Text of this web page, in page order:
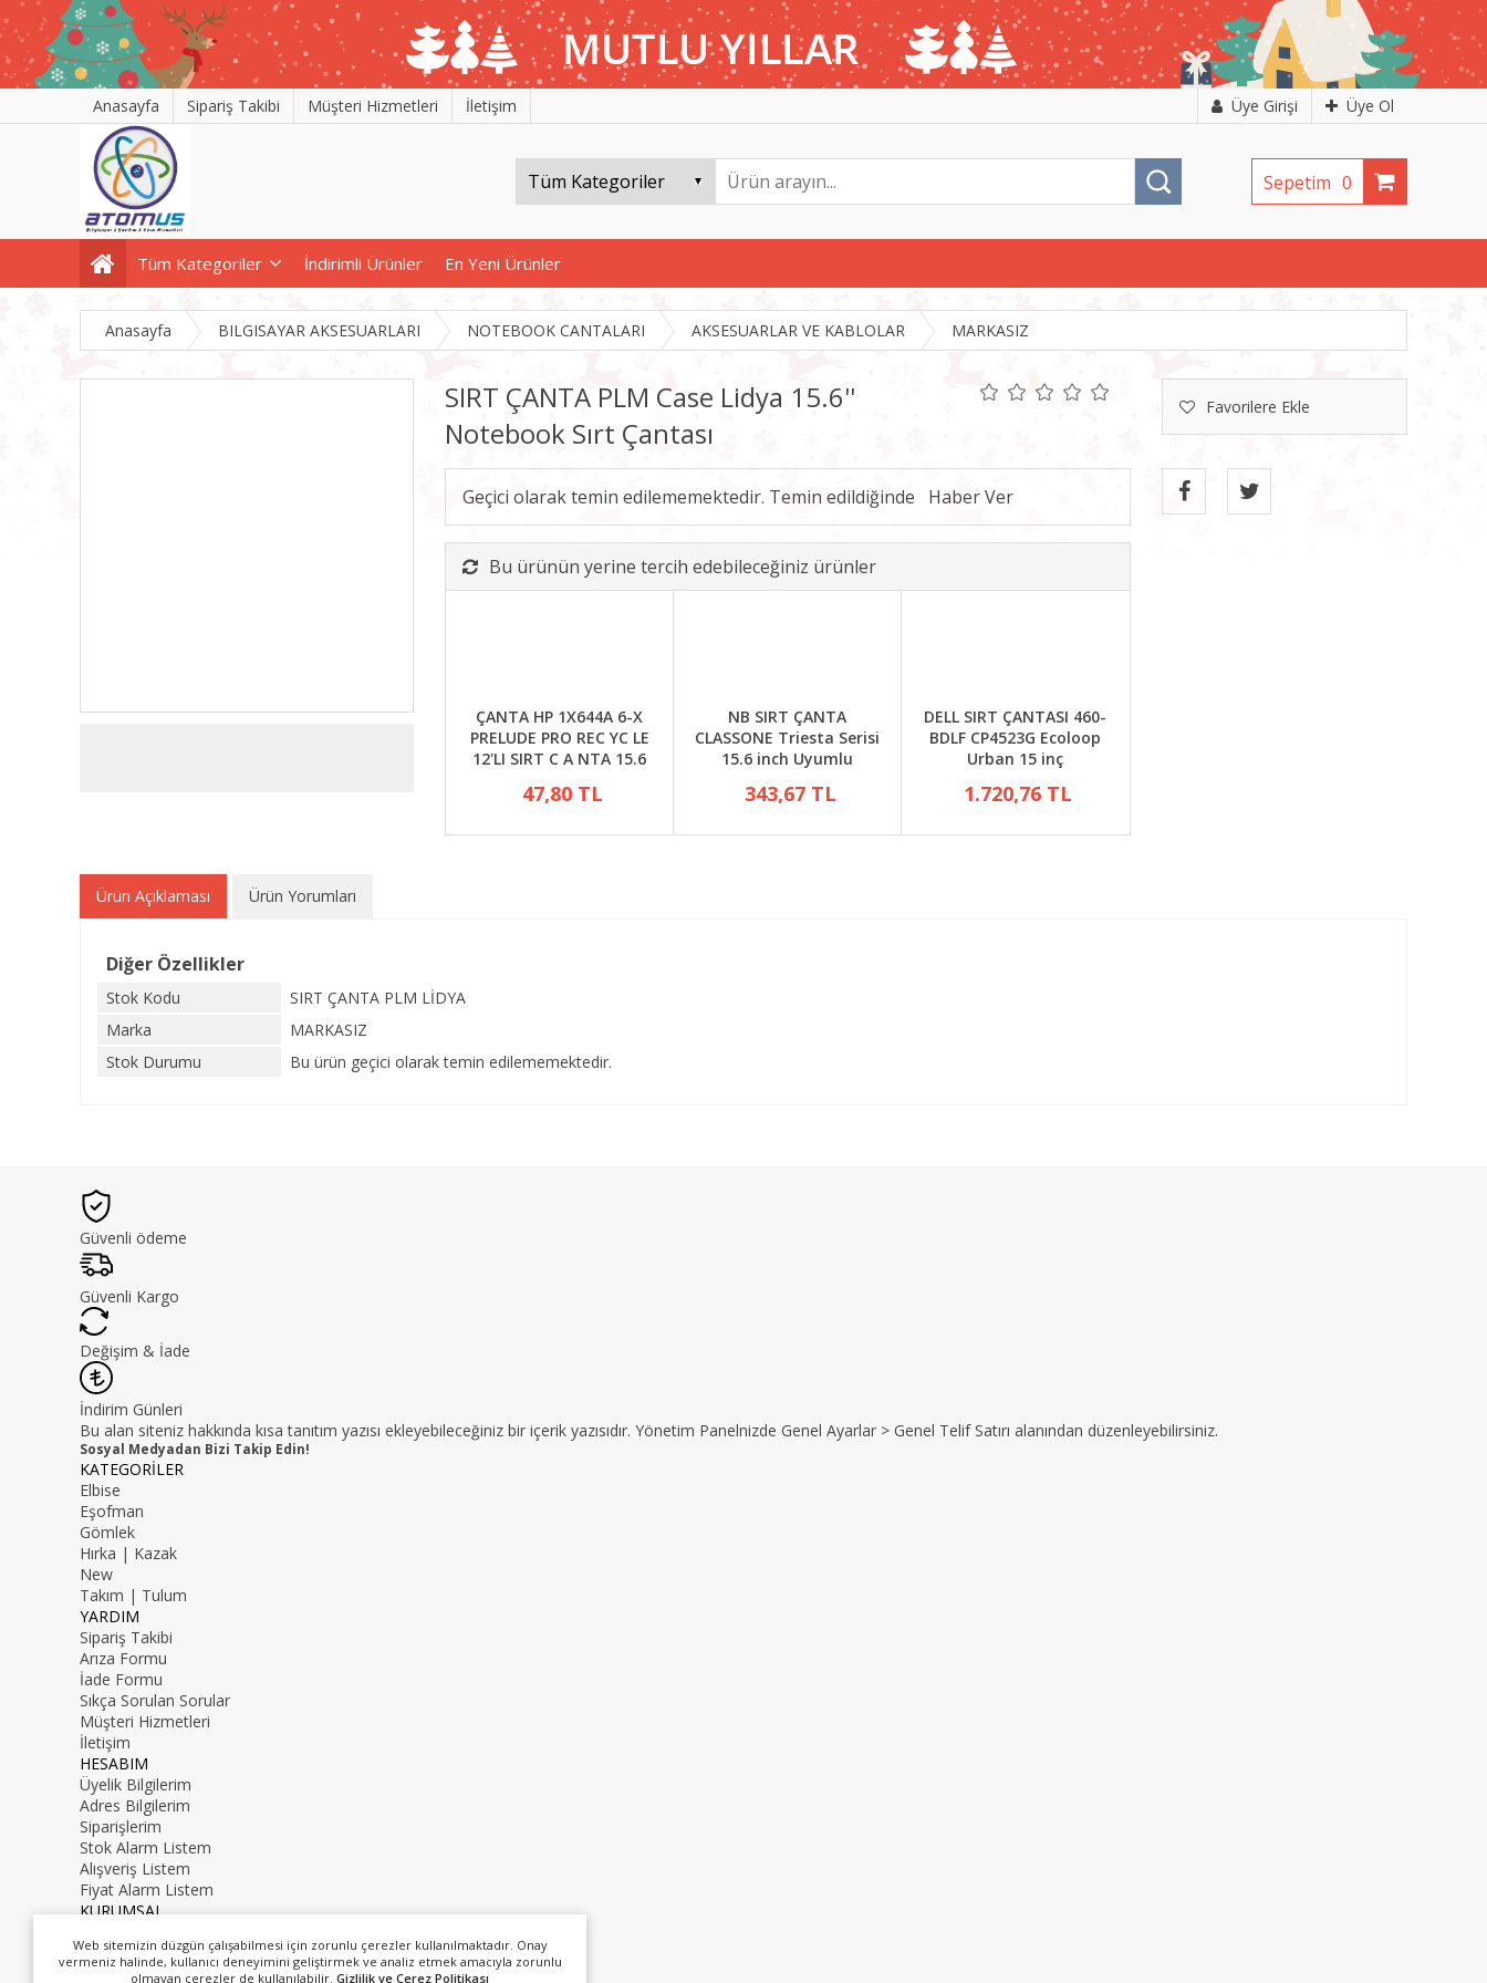
Anasayfa Sipariş Takibi Müşteri Hizmetleri İletişim Üye Girişi Üye Ol
Sepetim 0
Tüm Kategoriler İndirimli Ürünler En Yeni Ürünler
Web sitemizin düzgün çalışabilmesi için zorunlu çerezler kullanılmaktadır. Onay
vermeniz halinde, kullanıcı deneyimini geliştirmek ve analiz etmek amacıyla zorunlu
olmayan çerezler de kullanılabilir. Gizlilik ve Çerez Politikası
Anasayfa BILGISAYAR AKSESUARLARI NOTEBOOK CANTALARI AKSESUARLAR VE KABLOLAR MARKASIZ
SIRT ÇANTA PLM Case Lidya 15.6''
Notebook Sırt Çantası
Favorilere Ekle
Geçici olarak temin edilememektedir. Temin edildiğinde
Bu ürünün yerine tercih edebileceğiniz ürünler
ÇANTA HP 1X644A 6-X
PRELUDE PRO REC YC LE
12'LI SIRT C A NTA 15.6
47,80 TL
NB SIRT ÇANTA
CLASSONE Triesta Serisi
15.6 inch Uyumlu
343,67 TL
DELL SIRT ÇANTASI 460-
BDLF CP4523G Ecoloop
Urban 15 inç
1.720,76 TL
Ürün Açıklaması Ürün Yorumları
Diğer Özellikler
Stok Kodu
SIRT ÇANTA PLM LİDYA
Marka
MARKASIZ
Stok Durumu
Bu ürün geçici olarak temin edilememektedir.
Güvenli ödeme
Güvenli Kargo
Değişim & İade
İndirim Günleri
Bu alan siteniz hakkında kısa tanıtım yazısı ekleyebileceğiniz bir içerik yazısıdır. Yönetim Panelnizde Genel Ayarlar > Genel Telif Satırı alanından düzenleyebilirsiniz.
Sosyal Medyadan Bizi Takip Edin!
KATEGORİLER
Elbise
Eşofman
Gömlek
Hırka | Kazak
New
Takım | Tulum
YARDIM
Sipariş Takibi
Arıza Formu
İade Formu
Sıkça Sorulan Sorular
Müşteri Hizmetleri
İletişim
HESABIM
Üyelik Bilgilerim
Adres Bilgilerim
Siparişlerim
Stok Alarm Listem
Alışveriş Listem
Fiyat Alarm Listem
KURUMSAL
Hakkımızda
0216 000 00 00